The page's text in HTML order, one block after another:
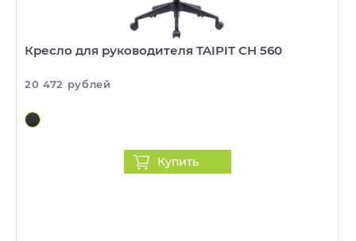
Кресло для руководителя TAIPIT CH 560
20 472 рублей
Купить